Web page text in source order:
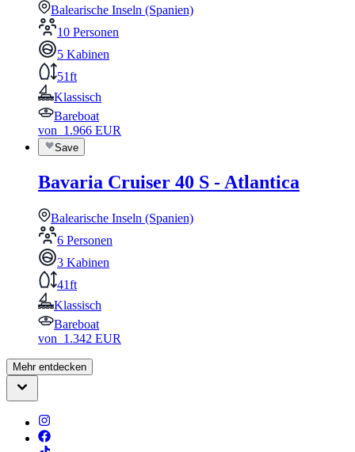
Balearische Inseln (Spanien)
10 Personen
5 Kabinen
51ft
Klassisch
Bareboat
von 1.966 EUR
Save
Bavaria Cruiser 40 S - Atlantica
Balearische Inseln (Spanien)
6 Personen
3 Kabinen
41ft
Klassisch
Bareboat
von 1.342 EUR
Mehr entdecken